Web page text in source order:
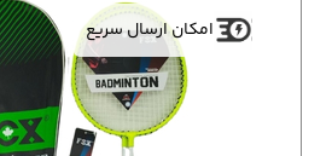
امکان ارسال سریع